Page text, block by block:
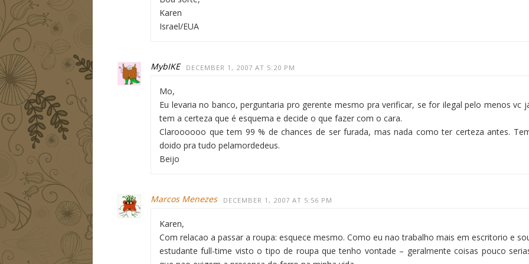
Karen
Israel/EUA
MybIKE DECEMBER 1, 2007 AT 5:20 PM
Mo,
Eu levaria no banco, perguntaria pro gerente mesmo pra verificar, se for ilegal pelo menos vc
tem a certeza que é esquema e decide o que fazer com o cara.
Claroooooo que tem 99 % de chances de ser furada, mas nada como ter certeza antes.
doido pra tudo pelamordedeus.
Beijo
Marcos Menezes DECEMBER 1, 2007 AT 5:56 PM
Karen,
Com relacao a passar a roupa: esquece mesmo. Como eu nao trabalho mais em escritorio e
estudante full-time visto o tipo de roupa que tenho vontade – geralmente coisas pouco